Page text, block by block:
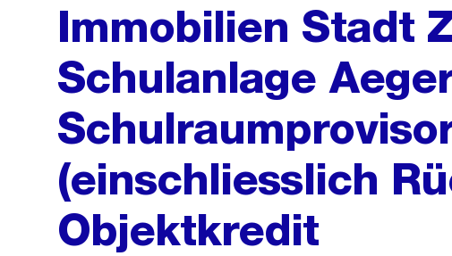
Immobilien Stadt
Schulanlage
(einschliesslich
Objektkredit